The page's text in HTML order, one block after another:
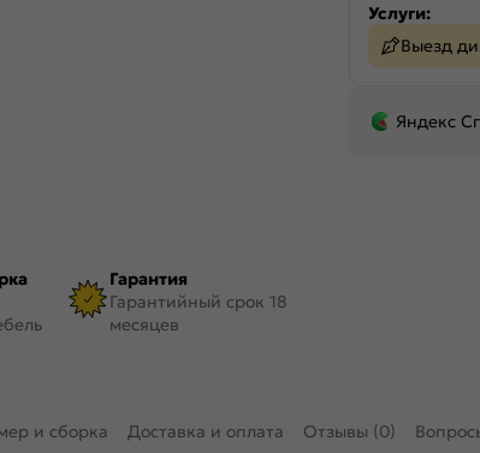
Гарантия
Гарантийный срок 18
месяцев
Услуги:
Выезд
Яндекс
и сборка Доставка и оплата Отзывы (0)